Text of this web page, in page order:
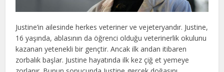
Justine’in ailesinde herkes veteriner ve vejeteryandır. Justine,
16 yaşında, ablasının da öğrenci olduğu veterinerlik okulunu
kazanan yetenekli bir gençtir. Ancak ilk andan itibaren
zorbalık başlar. Justine hayatında ilk kez çiğ et yemeye